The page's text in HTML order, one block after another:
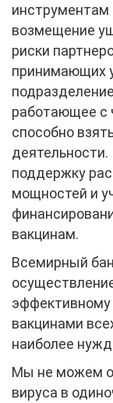
инструментам
возмещение
риски
принимающих
работающее с
способно
деятельности.
поддержку
мощностей и
вакцинам.
Всемирный
вакцинами
наиболее
Мы не можем
вируса в